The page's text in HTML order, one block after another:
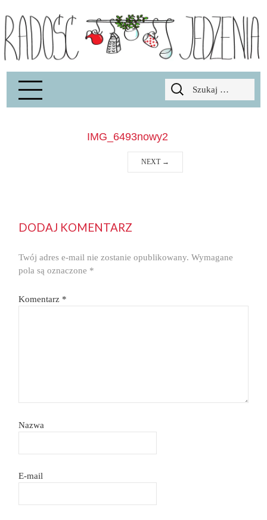
Radość Jedzenia – blog kulinarny
Szukaj:
IMG_6493nowy2
NEXT →
DODAJ KOMENTARZ
Twój adres e-mail nie zostanie opublikowany. Wymagane
pola są oznaczone *
Komentarz *
Nazwa
E-mail